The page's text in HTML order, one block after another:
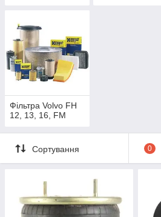
Фільтра Volvo FH
12, 13, 16, FM
Сортування 0